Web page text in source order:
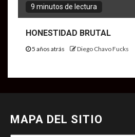
9 minutos de lectura
HONESTIDAD BRUTAL
5 años atrás Diego Chavo Fucks
MAPA DEL SITIO